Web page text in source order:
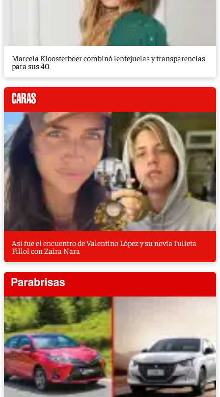
Marcela Kloosterboer combinó lentejuelas y transparencias
para sus 40
Así fue el encuentro de Valentino López y su novia Julieta
Fillol con Zaira Nara